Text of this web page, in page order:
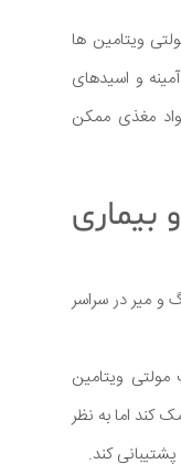
ویتامین ها
و اسیدهای
مغذی ممکن
بیماری
و میر در سراسر
ویتامین
کند اما به نظر
کند.